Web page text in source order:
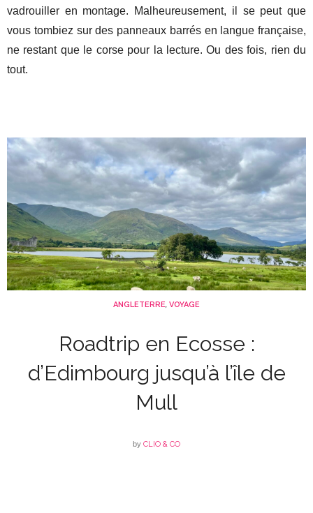
vadrouiller en montage. Malheureusement, il se peut que
vous tombiez sur des panneaux barrés en langue française,
ne restant que le corse pour la lecture. Ou des fois, rien du
tout.
ANGLETERRE, VOYAGE
Roadtrip en Ecosse :
d’Edimbourg jusqu’à l’île de
Mull
by CLIO & CO